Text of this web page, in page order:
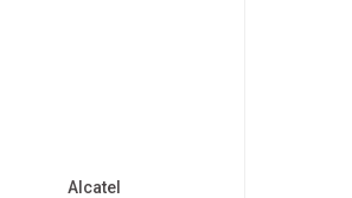
Alcatel